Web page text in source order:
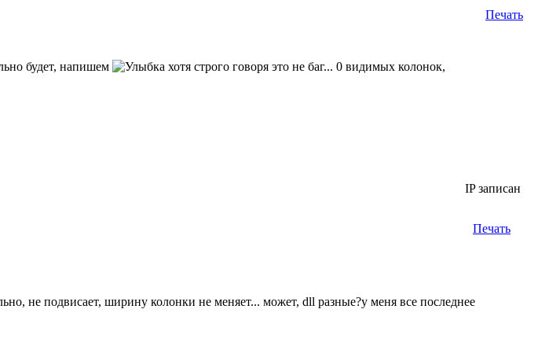
Печать
будет, напишем
хотя строго говоря это не баг... 0 видимых колонок,
IP записан
Печать
не подвисает, ширину колонки не меняет... может, dll разные?у меня все последнее